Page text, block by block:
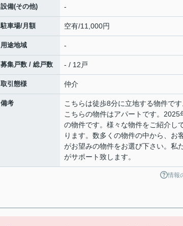
設備(その他) -
駐車場/月額 空有/11,000円
用途地域 -
募集戸数 / 総戸数 - / 12戸
取引態様 仲介
備考
こちらは徒歩8分に立地する物件で
こちらの物件はアパートです。2025
の物件です。様々な物件をご紹介し
ります。数多くの物件の中から、お
がお望みの物件をお選び下さい。私
がサポート致します。
情報